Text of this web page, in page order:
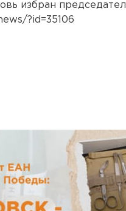
избран
?id=35106